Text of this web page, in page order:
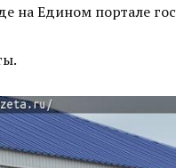
на Едином портале